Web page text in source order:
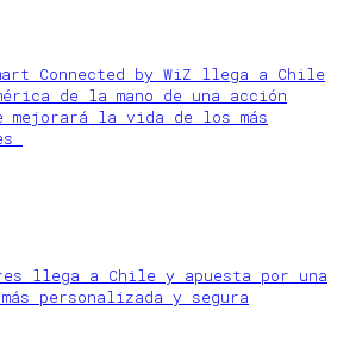
Connected by WiZ llega a Chile
de la mano de una acción
mejorará la vida de los más
llega a Chile y apuesta por una
personalizada y segura